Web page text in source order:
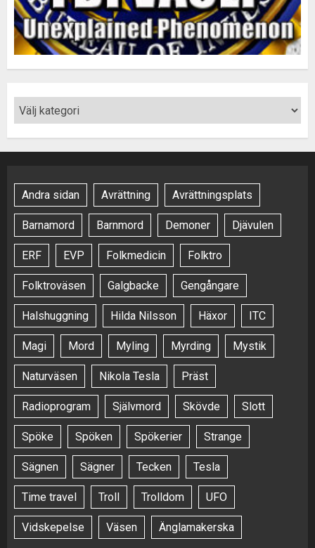
Andra sidan Avrättning Avrättningsplats
Barnamord Barnmord Demoner Djävulen
ERF EVP Folkmedicin Folktro
Folktroväsen Galgbacke Gengångare
Halshuggning Hilda Nilsson Häxor ITC
Magi Mord Myling Myrding Mystik
Naturväsen Nikola Tesla Präst
Radioprogram Självmord Skövde Slott
Spöke Spöken Spökerier Strange
Sägnen Sägner Tecken Tesla
Time travel Troll Trolldom UFO
Vidskepelse Väsen Änglamakerska